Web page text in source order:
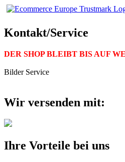
Kontakt/Service
DER SHOP BLEIBT BIS AUF
Bilder Service
Wir versenden mit:
Ihre Vorteile bei uns